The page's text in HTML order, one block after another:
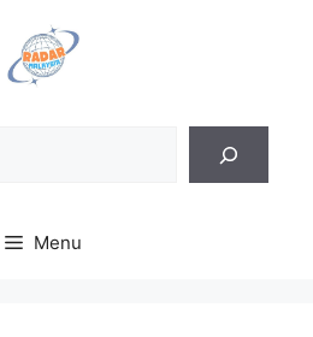
Menu